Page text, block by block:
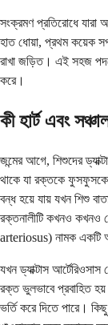
সংক্রমণ প্রতিরোধে যারা
হাত ধোয়া, প্রথম কয়েক
রাখা জড়িত। এই সহজ
করে।
কী হার্ট এবং
জন্মের আগে, শিশুদের
থাকে যা রক্তকে ফুসফুসকে
বন্ধ হয়ে যায় যখন শিশু
রক্তনালীটি কখনও কখনও
arteriosus) নামক একটি
যখন ড্যাক্টাস
রক্ত ​​ভুলভাবে প্রবাহিত
ভর্তি করে দিতে পারে।